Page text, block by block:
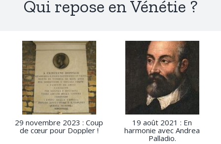
Qui repose en Vénétie ?
29 novembre 2023 : Coup
de cœur pour Doppler !
19 août 2021 : En
harmonie avec Andrea
Palladio.